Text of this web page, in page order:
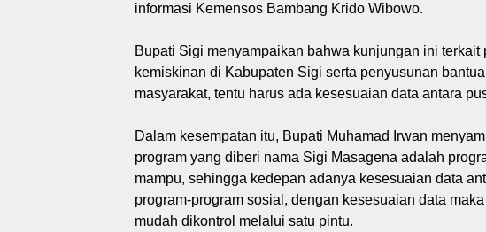
informasi Kemensos Bambang Krido Wibowo.
Bupati Sigi menyampaikan bahwa kunjungan ini
kemiskinan di Kabupaten Sigi serta penyusunan
masyarakat, tentu harus ada kesesuaian data antara
Dalam kesempatan itu, Bupati Muhamad Irwan
program yang diberi nama Sigi Masagena adalah
mampu, sehingga kedepan adanya kesesuaian data
program-program sosial, dengan kesesuaian data
mudah dikontrol melalui satu pintu.